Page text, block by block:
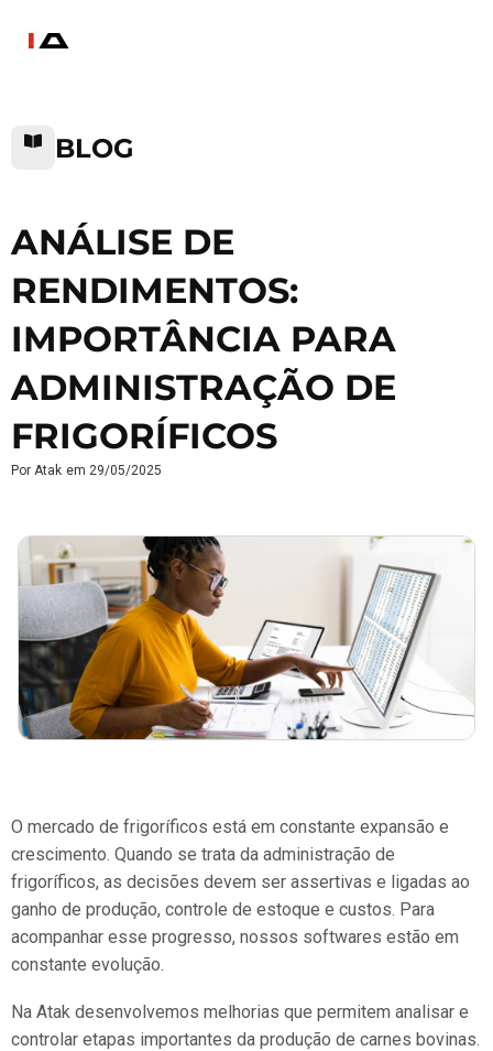
BLOG
ANÁLISE DE
RENDIMENTOS:
IMPORTÂNCIA PARA
ADMINISTRAÇÃO DE
FRIGORÍFICOS
Por Atak em 29/05/2025
O mercado de frigoríficos está em constante expansão e
crescimento. Quando se trata da administração de
frigoríficos, as decisões devem ser assertivas e ligadas ao
ganho de produção, controle de estoque e custos. Para
acompanhar esse progresso, nossos softwares estão em
constante evolução.
Na Atak desenvolvemos melhorias que permitem analisar e
controlar etapas importantes da produção de carnes bovinas.